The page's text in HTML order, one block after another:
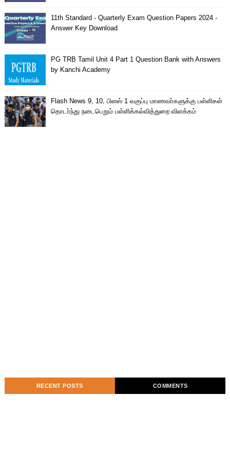
11th Standard - Quarterly Exam Question Papers 2024 -
Answer Key Download
PG TRB Tamil Unit 4 Part 1 Question Bank with Answers
by Kanchi Academy
Flash News 9, 10, பிளஸ் 1 வகுப்பு மாணவா்களுக்கு பள்ளிகள்
தொடா்ந்து நடைபெறும் பள்ளிக்கல்வித்துறை விளக்கம்
RECENT POSTS COMMENTS